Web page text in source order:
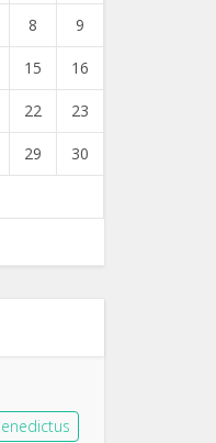
8 9
15 16
22 23
29 30